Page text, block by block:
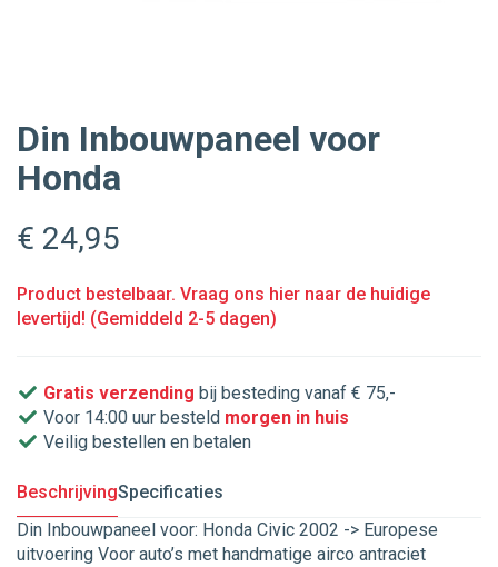
Din Inbouwpaneel voor
Honda
€ 24,95
Product bestelbaar. Vraag ons hier naar de huidige
levertijd! (Gemiddeld 2-5 dagen)
Gratis verzending bij besteding vanaf € 75,-
Voor 14:00 uur besteld morgen in huis
Veilig bestellen en betalen
BeschrijvingSpecificaties
Din Inbouwpaneel voor: Honda Civic 2002 -> Europese
uitvoering Voor auto’s met handmatige airco antraciet